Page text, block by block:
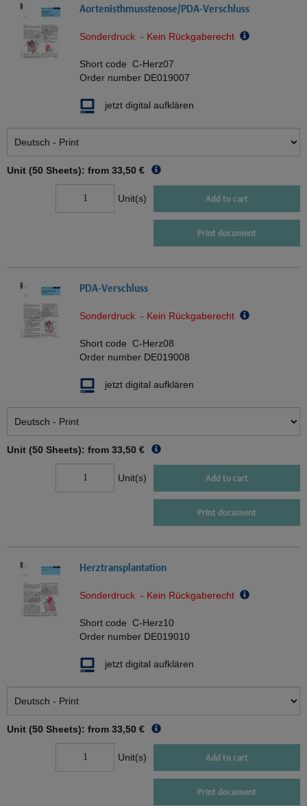
Aortenisthmusstenose/PDA-Verschluss
Sonderdruck - Kein Rückgaberecht
Short code C-Herz07
Order number DE019007
jetzt digital aufklären
Unit (50 Sheets): from 33,50 €
Unit(s) Add to cart
Print document
PDA-Verschluss
Sonderdruck - Kein Rückgaberecht
Short code C-Herz08
Order number DE019008
jetzt digital aufklären
Unit (50 Sheets): from 33,50 €
Unit(s) Add to cart
Print document
Herztransplantation
Sonderdruck - Kein Rückgaberecht
Short code C-Herz10
Order number DE019010
jetzt digital aufklären
Unit (50 Sheets): from 33,50 €
Unit(s) Add to cart
Print document